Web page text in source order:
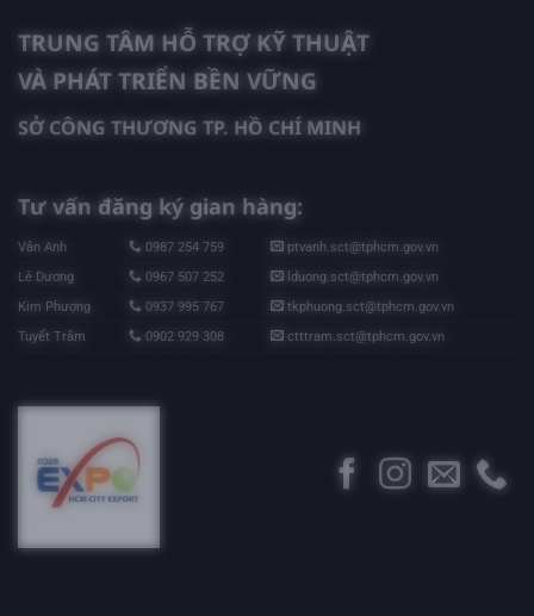
TRUNG TÂM HỖ TRỢ KỸ THUẬT
VÀ PHÁT TRIỂN BỀN VỮNG
SỞ CÔNG THƯƠNG TP. HỒ CHÍ MINH
Tư vấn đăng ký gian hàng:
Vân Anh 0987 254 759
ptvanh.sct@tphcm.gov.vn
Lê Dương
0967 507 252
lduong.sct@tphcm.gov.vn
Kim Phượng
0937 995 767
tkphuong.sct@tphcm.gov.vn
Tuyết Trâm
0902 929 308 ctttram.sct@tphcm.gov.vn